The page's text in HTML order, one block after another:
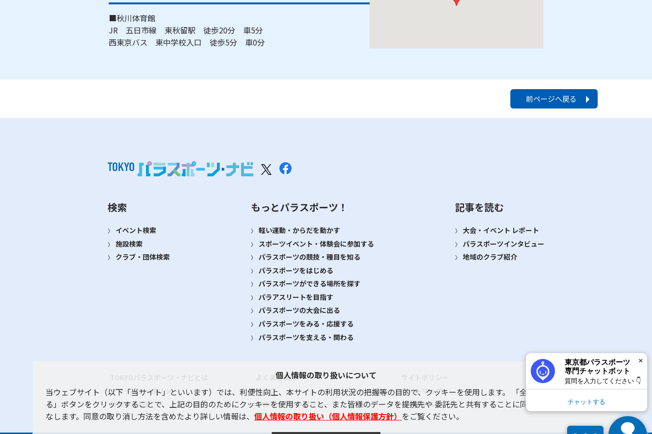
■秋川体育館
JR 五日市線 東秋留駅 徒歩20分 車5分
西東京バス 東中学校入口 徒歩5分 車0分
前ページへ戻る
検索
イベント検索
施設検索
クラブ・団体検索
もっとパラスポーツ！
軽い運動・からだを動かす
スポーツイベント・体験会に参加する
パラスポーツの競技・種目を知る
パラスポーツをはじめる
パラスポーツができる場所を探す
パラアスリートを目指す
パラスポーツの大会に出る
パラスポーツをみる・応援する
パラスポーツを支える・関わる
記事を読む
大会・イベント レポート
パラスポーツインタビュー
地域のクラブ紹介
よくある質問
プライバシーポリシー
リンク
サイトマップ
お問い合わせ
SNSアカウントポリシー 使い方ヘルプ
個人情報の取り扱いについて
当ウェブサイト（以下「当サイト」といいます）では、利便性向上、本サイトの利用状況の把握等の目的で、クッキーを使用します。 「全てのクッキーを許可す
る」ボタンをクリックすることで、上記の目的のためにクッキーを使用すること、また皆様のデータを提携先や 委託先と共有することに同意いただいたものとみ
なします。同意の取り消し方法を含めたより詳しい情報は、個人情報の取り扱い（個人情報保護方針） をご覧ください。
東京都パラスポーツ
専門チャットボット
質問を入力してください 👇
チャットする
×
1